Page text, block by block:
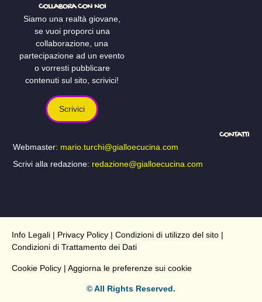
COLLABORA CON NOI
Siamo una realtà giovane,
se vuoi proporci una
collaborazione, una
partecipazione ad un evento
o vorresti pubblicare
contenuti sul sito, scrivici!
Scrivici
CONTATTI
Webmaster: mario.turchi@gialloecucina.com
Scrivi alla redazione: redazione@gialloecucina.com
Info Legali | Privacy Policy | Condizioni di utilizzo del sito |
Condizioni di Trattamento dei Dati
Cookie Policy | Aggiorna le preferenze sui cookie
© All Rights Reserved.